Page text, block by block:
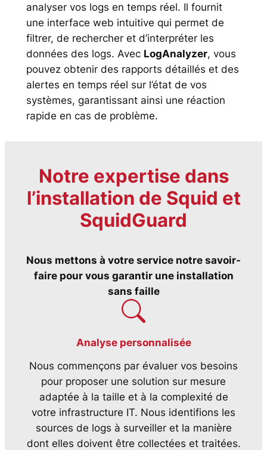
analyser vos logs en temps réel. Il fournit
une interface web intuitive qui permet de
filtrer, de rechercher et d’interpréter les
données des logs. Avec LogAnalyzer, vous
pouvez obtenir des rapports détaillés et des
alertes en temps réel sur l’état de vos
systèmes, garantissant ainsi une réaction
rapide en cas de problème.
Notre expertise dans
l’installation de Squid et
SquidGuard
Nous mettons à votre service notre savoir-
faire pour vous garantir une installation
sans faille
Analyse personnalisée
Nous commençons par évaluer vos besoins
pour proposer une solution sur mesure
adaptée à la taille et à la complexité de
votre infrastructure IT. Nous identifions les
sources de logs à surveiller et la manière
dont elles doivent être collectées et traitées.